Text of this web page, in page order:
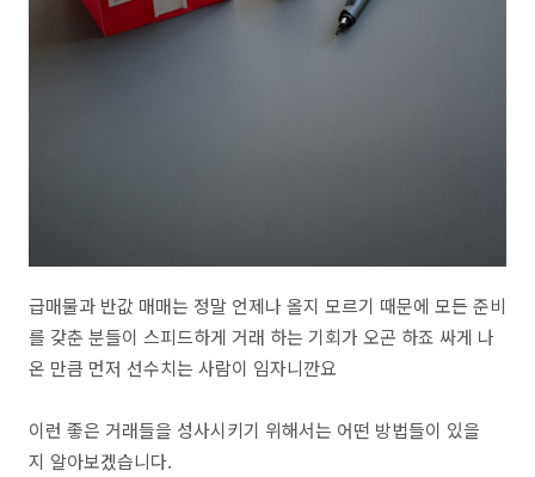
급매물과 반값 매매는 정말 언제나 올지 모르기 때문에 모든 준비
를 갖춘 분들이 스피드하게 거래 하는 기회가 오곤 하죠 싸게 나
온 만큼 먼저 선수치는 사람이 임자니깐요
이런 좋은 거래들을 성사시키기 위해서는 어떤 방법들이 있을
지 알아보겠습니다.